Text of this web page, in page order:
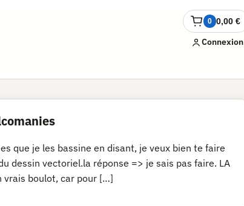
0 0,00€
Ouvrir
le
panierConnexion
que je les bassine en disant, je veux bien te faire
dessin vectoriel.la réponse => je sais pas faire. LA
vrais boulot, car pour […]